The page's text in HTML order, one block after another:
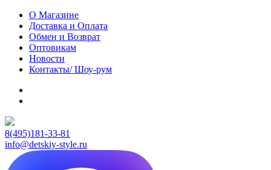
О Магазине
Доставка и Оплата
Обмен и Возврат
Оптовикам
Новости
Контакты/ Шоу-рум
8(495)181-33-81
info@detskiy-style.ru